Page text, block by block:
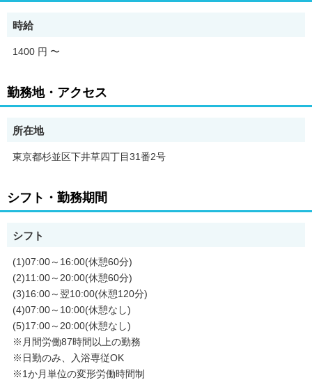
数の上限)就業規則に定める禁止行為・懲戒事由等に該当しない場
合。更新上限なし。
◆ご希望があれば、通勤可能な範囲内で同一求人を掲載している
他事業所も併せて選考が可能です。
時給
1400 円 〜
勤務地・アクセス
所在地
東京都杉並区下井草四丁目31番2号
シフト・勤務期間
シフト
(1)07:00～16:00(休憩60分)
(2)11:00～20:00(休憩60分)
(3)16:00～翌10:00(休憩120分)
(4)07:00～10:00(休憩なし)
(5)17:00～20:00(休憩なし)
※月間労働87時間以上の勤務
※日勤のみ、入浴専従OK
※1か月単位の変形労働時間制